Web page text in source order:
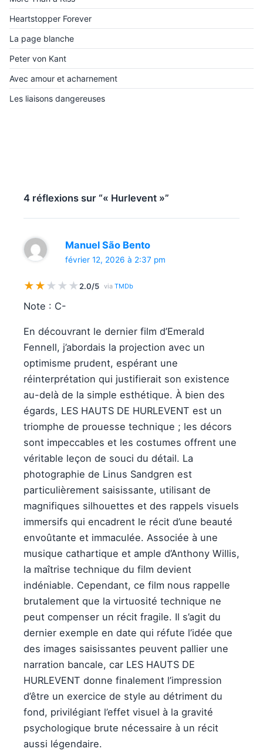
Heartstopper Forever
La page blanche
Peter von Kant
Avec amour et acharnement
Les liaisons dangereuses
4 réflexions sur “« Hurlevent »”
Manuel São Bento
février 12, 2026 à 2:37 pm
★★★ ★ ★ 2.0/5 via TMDb
Note : C-
En découvrant le dernier film d’Emerald
Fennell, j’abordais la projection avec un
optimisme prudent, espérant une
réinterprétation qui justifierait son existence
au-delà de la simple esthétique. À bien des
égards, LES HAUTS DE HURLEVENT est un
triomphe de prouesse technique ; les décors
sont impeccables et les costumes offrent une
véritable leçon de souci du détail. La
photographie de Linus Sandgren est
particulièrement saisissante, utilisant de
magnifiques silhouettes et des rappels visuels
immersifs qui encadrent le récit d’une beauté
envoûtante et immaculée. Associée à une
musique cathartique et ample d’Anthony Willis,
la maîtrise technique du film devient
indéniable. Cependant, ce film nous rappelle
brutalement que la virtuosité technique ne
peut compenser un récit fragile. Il s’agit du
dernier exemple en date qui réfute l’idée que
des images saisissantes peuvent pallier une
narration bancale, car LES HAUTS DE
HURLEVENT donne finalement l’impression
d’être un exercice de style au détriment du
fond, privilégiant l’effet visuel à la gravité
psychologique brute nécessaire à un récit
aussi légendaire.